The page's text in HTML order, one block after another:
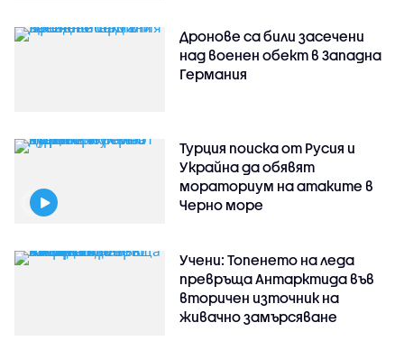
Дронове са били засечени
над военен обект в Западна
Германия
Турция поиска от Русия и
Украйна да обявят
мораториум на атаките в
Черно море
Учени: Топенето на леда
превръща Антарктида във
вторичен източник на
живачно замърсяване